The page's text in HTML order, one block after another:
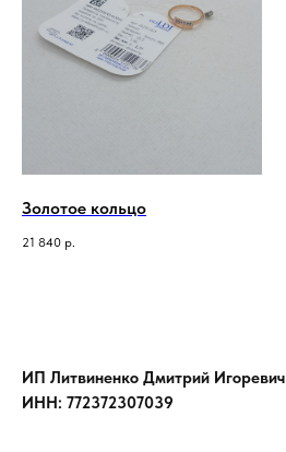
Золотое кольцо
21 840 р.
ИП Литвиненко Дмитрий Игоревич
ИНН: 772372307039